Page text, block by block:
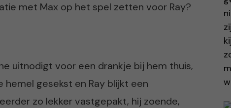
met Max op het spel zetten voor Ray?
uitnodigt voor een drankje bij hem thuis,
gesekst en Ray blijkt een
zo lekker vastgepakt, hij zoende,